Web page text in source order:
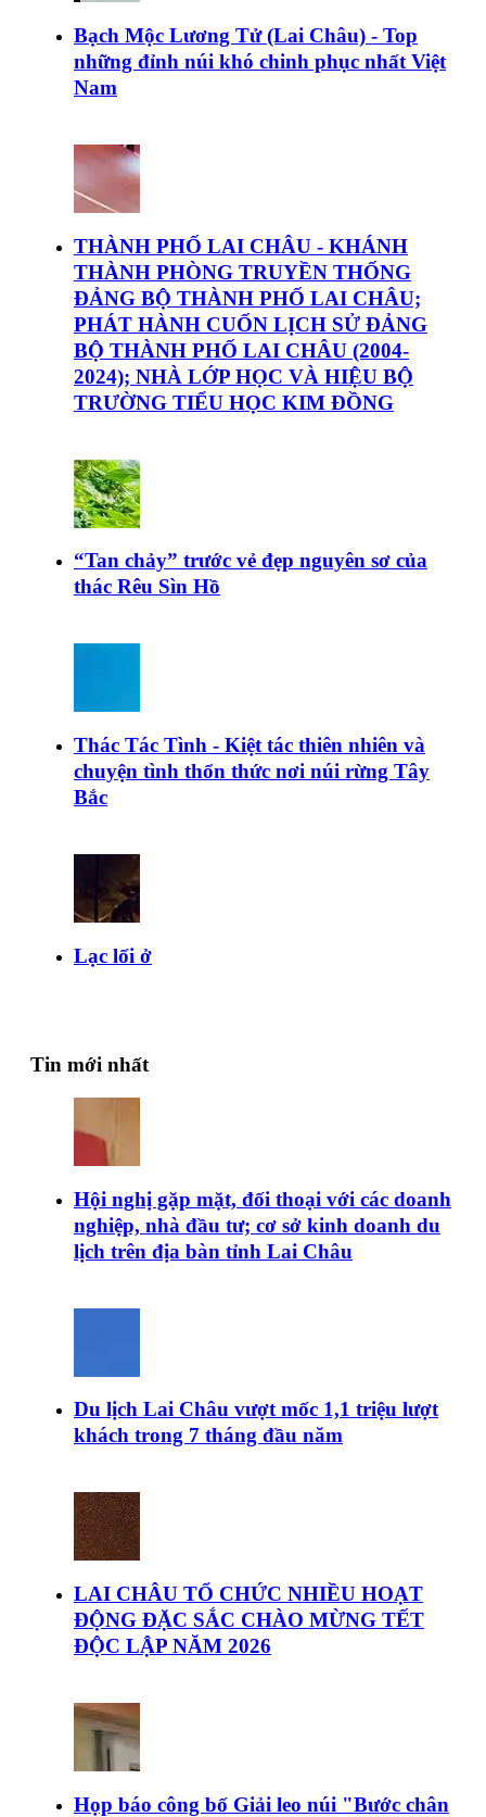
Bạch Mộc Lương Tử (Lai Châu) - Top
những đỉnh núi khó chinh phục nhất Việt
Nam
THÀNH PHỐ LAI CHÂU - KHÁNH
THÀNH PHÒNG TRUYỀN THỐNG
ĐẢNG BỘ THÀNH PHỐ LAI CHÂU;
PHÁT HÀNH CUỐN LỊCH SỬ ĐẢNG
BỘ THÀNH PHỐ LAI CHÂU (2004-
2024); NHÀ LỚP HỌC VÀ HIỆU BỘ
TRƯỜNG TIỂU HỌC KIM ĐỒNG
“Tan chảy” trước vẻ đẹp nguyên sơ của
thác Rêu Sìn Hồ
Thác Tác Tình - Kiệt tác thiên nhiên và
chuyện tình thổn thức nơi núi rừng Tây
Bắc
Lạc lối ở
Tin mới nhất
Hội nghị gặp mặt, đối thoại với các doanh
nghiệp, nhà đầu tư; cơ sở kinh doanh du
lịch trên địa bàn tỉnh Lai Châu
Du lịch Lai Châu vượt mốc 1,1 triệu lượt
khách trong 7 tháng đầu năm
LAI CHÂU TỔ CHỨC NHIỀU HOẠT
ĐỘNG ĐẶC SẮC CHÀO MỪNG TẾT
ĐỘC LẬP NĂM 2026
Họp báo công bố Giải leo núi "Bước chân